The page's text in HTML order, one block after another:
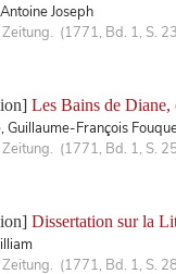
Joseph
Zeitung. (1771, Bd. 1, S.
Les Bains de
Guillaume-François
Zeitung. (1771, Bd. 1, S.
Dissertation sur la
Zeitung. (1771, Bd. 1, S.